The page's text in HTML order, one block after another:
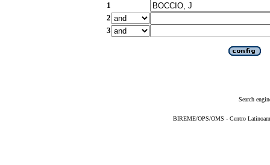
1
2
3
Search
BIREME/OPS/OMS - Centro